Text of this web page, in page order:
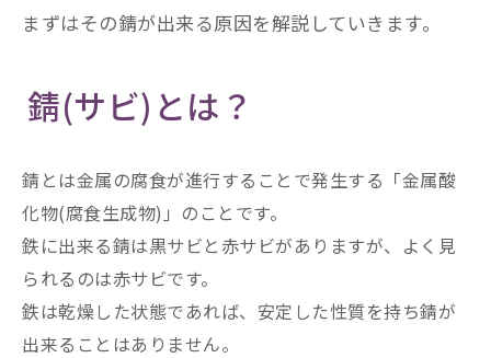
まずはその錆が出来る原因を解説していきます。
錆(サビ)とは？
錆とは金属の腐食が進行することで発生する「金属酸
化物(腐食生成物)」のことです。
鉄に出来る錆は黒サビと赤サビがありますが、よく見
られるのは赤サビです。
鉄は乾燥した状態であれば、安定した性質を持ち錆が
出来ることはありません。